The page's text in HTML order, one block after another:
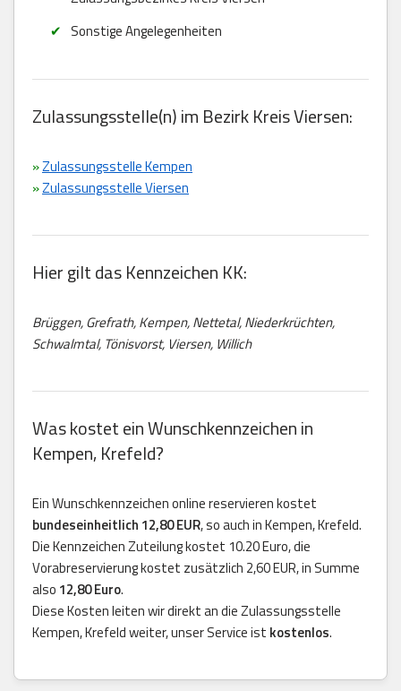
Sonstige Angelegenheiten
Zulassungsstelle(n) im Bezirk Kreis Viersen:
»Zulassungsstelle Kempen
»Zulassungsstelle Viersen
Hier gilt das Kennzeichen KK:
Brüggen, Grefrath, Kempen, Nettetal, Niederkrüchten,
Schwalmtal, Tönisvorst, Viersen, Willich
Was kostet ein Wunschkennzeichen in
Kempen, Krefeld?
Ein Wunschkennzeichen online reservieren kostet
bundeseinheitlich 12,80 EUR, so auch in Kempen, Krefeld.
Die Kennzeichen Zuteilung kostet 10.20 Euro, die
Vorabreservierung kostet zusätzlich 2,60 EUR, in Summe
also 12,80 Euro.
Diese Kosten leiten wir direkt an die Zulassungsstelle
Kempen, Krefeld weiter, unser Service ist kostenlos.